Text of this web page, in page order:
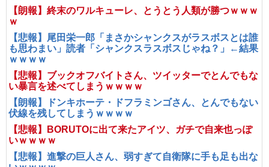
【朗報】終末のワルキューレ、とうとう人類が勝つｗｗｗ
ｗ
【悲報】尾田栄一郎「まさかシャンクスがラスボスとは誰
も思わまい」読者「シャンクスラスボスじゃね？」←結果
ｗｗｗｗ
【悲報】ブックオフバイトさん、ツイッターでとんでもな
い暴言を述べてしまうｗｗｗｗ
【朗報】ドンキホーテ・ドフラミンゴさん、とんでもない
伏線を残してしまうｗｗｗｗ
【悲報】BORUTOに出て来たアイツ、ガチで自来也っぽ
いｗｗｗｗ
【悲報】進撃の巨人さん、弱すぎて自衛隊に手も足も出な